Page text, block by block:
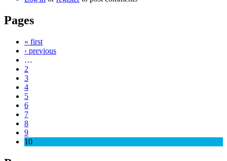
Pages
« first
‹ previous
…
2
3
4
5
6
7
8
9
10